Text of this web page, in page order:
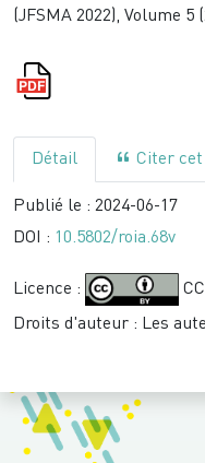
(JFSMA 2022), Volume 5
Détail Citer
Publié le : 2024-06-17
DOI : 10.5802/roia.68v
Licence :
Droits d'auteur : Les